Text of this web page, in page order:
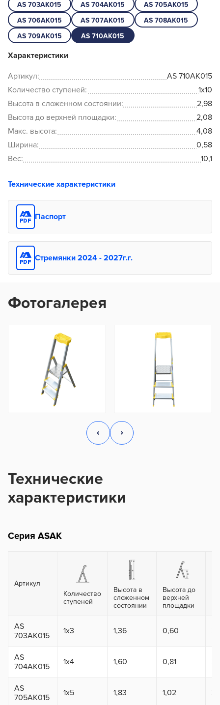
AS 703AK015 AS 704AK015
AS 705AK015
AS 706AK015
AS 707AK015
AS 708AK015
AS 709AK015
AS 710AK015
Характеристики
Артикул:
AS 710AK015
Количество ступеней:
1x10
Высота в сложенном состоянии:
2,98
Высота до верхней площадки:
2,08
Макс. высота:
4,08
Ширина:
0,58
Вес:
10,1
Технические характеристики
Паспорт
Стремянки 2024 - 2027г.г.
Фотогалерея
Технические
характеристики
Серия ASAK
Артикул
Количество
ступеней
Высота в
сложенном
состоянии
Высота до
верхней
площадки
AS
703AK015
1x3 1,36 0,60
AS
704AK015
1x4 1,60 0,81
AS
705AK015
1x5 1,83 1,02